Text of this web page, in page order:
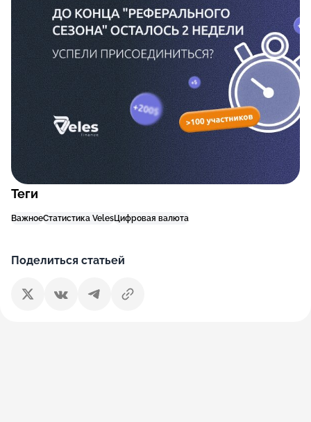
Теги
ВажноеСтатистика VelesЦифровая валюта
Поделиться статьей